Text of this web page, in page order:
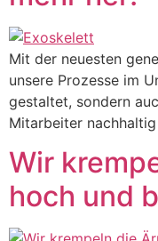
Mit der neuesten
unsere Prozesse im
gestaltet, sondern
Mitarbeiter
Wir
hoch und